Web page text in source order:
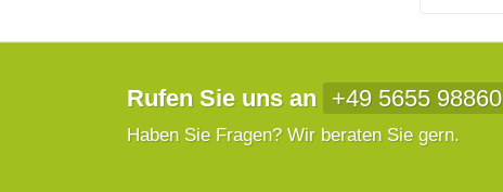
Rufen Sie uns an +49 5655 98860
Haben Sie Fragen? Wir beraten Sie gern.